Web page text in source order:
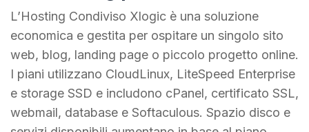
L’Hosting Condiviso Xlogic è una soluzione
economica e gestita per ospitare un singolo sito
web, blog, landing page o piccolo progetto online.
I piani utilizzano CloudLinux, LiteSpeed Enterprise
e storage SSD e includono cPanel, certificato SSL,
webmail, database e Softaculous. Spazio disco e